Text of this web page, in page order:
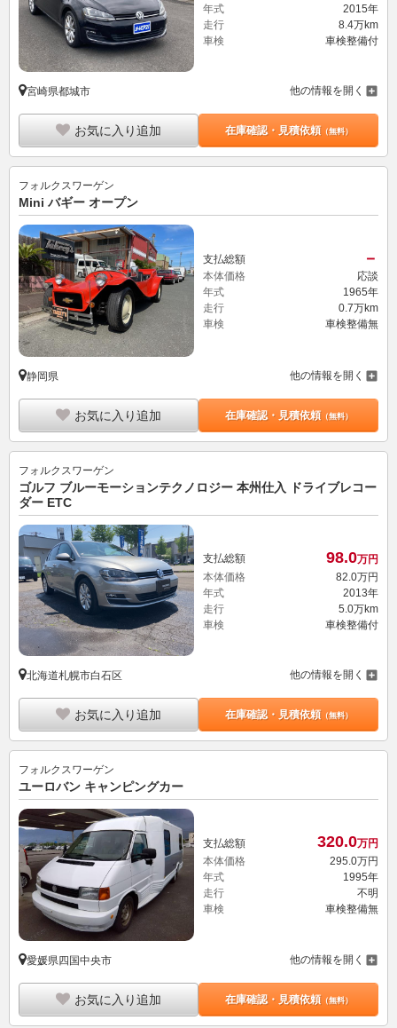
年式
2015年
走行
8.4万km
車検
車検整備付
宮崎県都城市 他の情報を開く
お気に入り追加 在庫確認・見積依頼（無料）
フォルクスワーゲン
Mini バギー オープン
支払総額 －
本体価格
応談
年式
1965年
走行
0.7万km
車検
車検整備無
静岡県 他の情報を開く
お気に入り追加 在庫確認・見積依頼（無料）
フォルクスワーゲン
ゴルフ ブルーモーションテクノロジー 本州仕入 ドライブレコー
ダー ETC
支払総額 98.0万円
本体価格
82. 0万円
年式
2013年
走行
5.0万km
車検
車検整備付
北海道札幌市白石区 他の情報を開く
お気に入り追加 在庫確認・見積依頼（無料）
フォルクスワーゲン
ユーロバン キャンピングカー
支払総額 320.0万円
本体価格
295.0万円
年式
1995年
走行
不明
車検
車検整備無
愛媛県四国中央市 他の情報を開く
お気に入り追加 在庫確認・見積依頼（無料）